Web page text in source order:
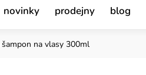
novinky prodejny blog
šampon na vlasy 300ml